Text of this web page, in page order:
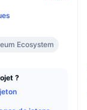
Ecosystem
?